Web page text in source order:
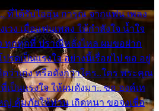
ที่ได้รับไออุ่น การุณ จากแฟน เพลง
วง เมื่อแฟนเพลง ให้กำลังใจ น้ำใจ
ทุกทุกที่ ปราณีหลั่งไหล ผมขอฝาก
รดเป็นแรงใจ อย่างนี้เรื่อยไป ขอ อยู่
ว่าเก่ง หรือดังกว่าใคร..ใคร พระคุณ
เป็นแรงใจ ให้ผมดังมา.. ขอ องค์เท
ญ่ คุ้มภัยให้ท่าน เถิดหนา ขอจงเชื่อ